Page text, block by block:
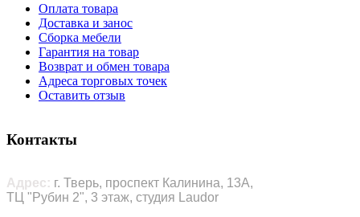
Оплата товара
Доставка и занос
Сборка мебели
Гарантия на товар
Возврат и обмен товара
Адреса торговых точек
Оставить отзыв
Контакты
Адрес: г. Тверь, проспект Калинина, 13А,
ТЦ "Рубин 2", 3 этаж, студия Laudor